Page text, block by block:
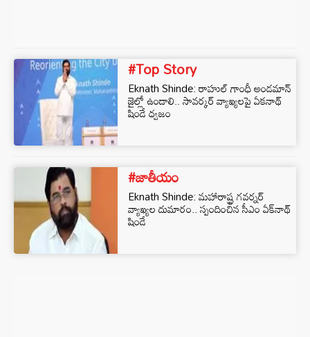
#Top Story
Eknath Shinde: రాహుల్ గాంధీ అండమాన్
జైల్లో ఉండాలి.. సావర్కర్ వ్యాఖ్యలపై ఏకనాథ్
షిండే ధ్వజం
#జాతీయం
Eknath Shinde: మహారాష్ట్ర గవర్నర్
వ్యాఖ్యల దుమారం.. స్పందించిన సీఎం ఏక్‌నాథ్
షిండే